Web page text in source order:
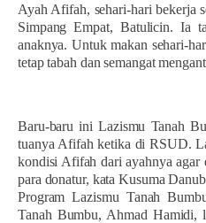
Ayah Afifah, sehari-hari bekerja
Simpang Empat, Batulicin. Ia
anaknya. Untuk makan sehari-
tetap tabah dan semangat
Baru-baru ini Lazismu Tanah
tuanya Afifah ketika di RSUD.
kondisi Afifah dari ayahnya agar
para donatur, kata Kusuma
Program Lazismu Tanah
Tanah Bumbu, Ahmad Hamidi,